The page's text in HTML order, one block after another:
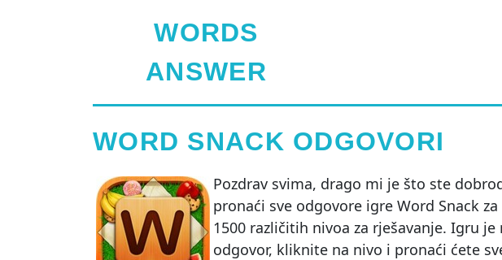
WORDS
ANSWER
WORD SNACK ODGOVORI
Pozdrav svima, drago mi je što ste
pronaći sve odgovore igre Word Snack
1500 različitih nivoa za rješavanje. Igru
odgovor, kliknite na nivo i pronaći ćete